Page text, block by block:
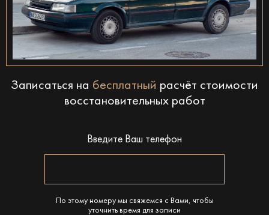
Записаться на бесплатный расчёт стоимости
восстановительных работ
Введите Ваш телефон
По этому номеру мы свяжемся с Вами, чтобы
уточнить время для записи